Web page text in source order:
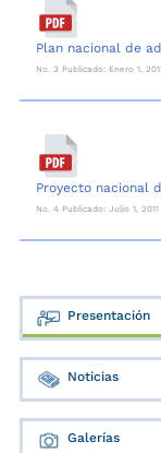
Plan nacional de
No. 3 Publicado: Enero 1,
Proyecto nacional
No. 4 Publicado: Julio 1, 2011
Presentación
Noticias
Galerías